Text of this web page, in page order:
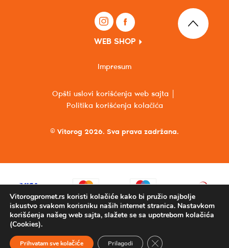
WEB SHOP
© Vitorog 2026. Sva prava zadržana.
Opšti uslovi korišćenja web sajta
Politika korišćenja kolačića
Impresum
Vitorogpromet.rs koristi kolačiće kako bi pružio najbolje
iskustvo svakom korisniku naših internet stranica. Nastavkom
korišćenja našeg web sajta, slažete se sa upotrebom kolačića
(Cookies).
Prihvatam sve kolačiće Prilagodi Close GDPR Cookie